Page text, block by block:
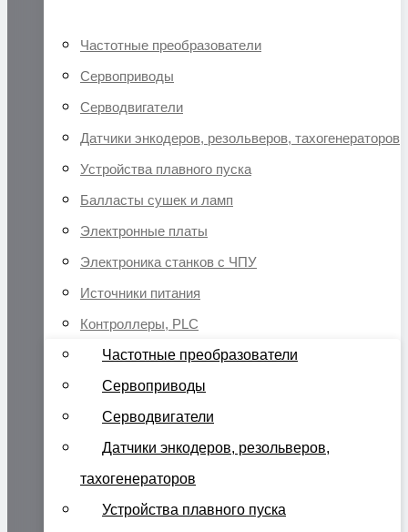
Частотные преобразователи
Сервоприводы
Серводвигатели
Датчики энкодеров, резольверов, тахогенераторов
Устройства плавного пуска
Балласты сушек и ламп
Электронные платы
Электроника станков с ЧПУ
Источники питания
Контроллеры, PLC
Частотные преобразователи
Сервоприводы
Серводвигатели
Датчики энкодеров, резольверов,
тахогенераторов
Устройства плавного пуска